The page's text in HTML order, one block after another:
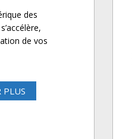
des
de vos
PLUS